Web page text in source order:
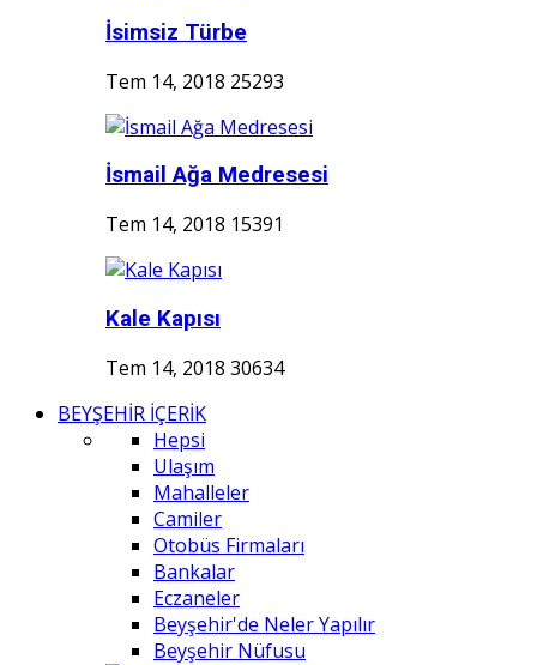
İsimsiz Türbe
Tem 14, 2018 25293
İsmail Ağa Medresesi
Tem 14, 2018 15391
Kale Kapısı
Tem 14, 2018 30634
BEYŞEHİR İÇERİK
Hepsi
Ulaşım
Mahalleler
Camiler
Otobüs Firmaları
Bankalar
Eczaneler
Beyşehir'de Neler Yapılır
Beyşehir Nüfusu